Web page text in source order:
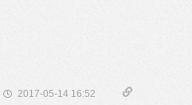
2017-05-14 16:52